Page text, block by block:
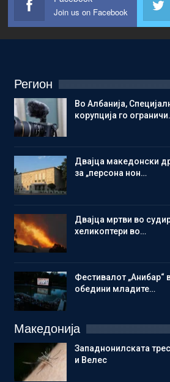
Join us on Facebook
Регион
Во Албанија,
корупција го
Двајца македонски
за „персона нон…
Двајца мртви во
хеликоптери во…
Фестивалот „Анибар“
обедини младите…
Македонија
Западнонилската
и Велес